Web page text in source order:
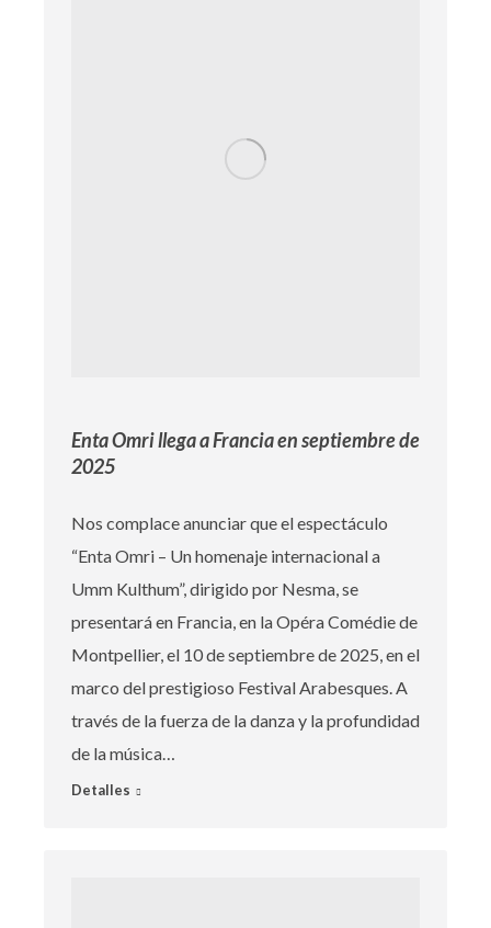
Enta Omri llega a Francia en septiembre de
2025
Nos complace anunciar que el espectáculo
“Enta Omri – Un homenaje internacional a
Umm Kulthum”, dirigido por Nesma, se
presentará en Francia, en la Opéra Comédie de
Montpellier, el 10 de septiembre de 2025, en el
marco del prestigioso Festival Arabesques. A
través de la fuerza de la danza y la profundidad
de la música…
Detalles